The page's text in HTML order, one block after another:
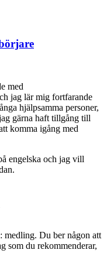
med
jag lär mig fortfarande
hjälpsamma personer,
gärna haft tillgång till
komma igång med
engelska och jag vill
medling. Du ber någon att
som du rekommenderar,